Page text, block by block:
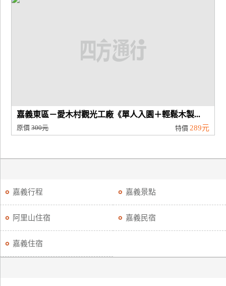
嘉義東區－愛木村觀光工廠《單人入園＋輕鬆木製...
原價300元 特價 289元
嘉義行程 嘉義景點
阿里山住宿 嘉義民宿
嘉義住宿